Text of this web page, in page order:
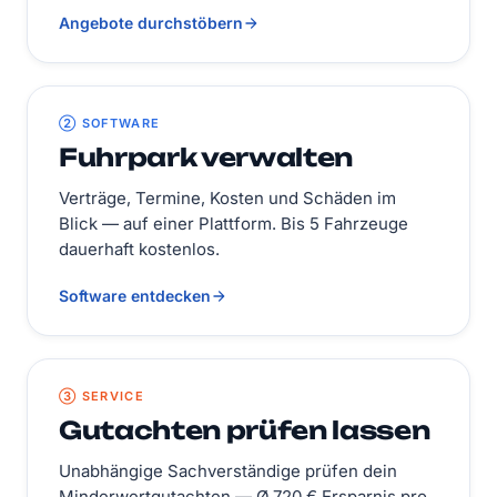
Angebote durchstöbern
② SOFTWARE
Fuhrpark verwalten
Verträge, Termine, Kosten und Schäden im
Blick — auf einer Plattform. Bis 5 Fahrzeuge
dauerhaft kostenlos.
Software entdecken
③ SERVICE
Gutachten prüfen lassen
Unabhängige Sachverständige prüfen dein